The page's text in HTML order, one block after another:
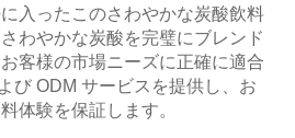
入ったこのさわやかな炭酸飲料
わやかな炭酸を完璧にブレンド
客様の市場ニーズに正確に適合
び ODM サービスを提供し、お
体験を保証します。